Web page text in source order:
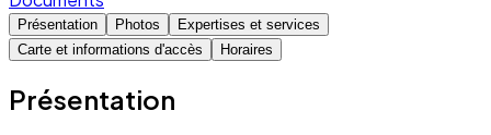
Présentation Photos
Expertises et services
Carte et informations d'accès
Horaires
Présentation